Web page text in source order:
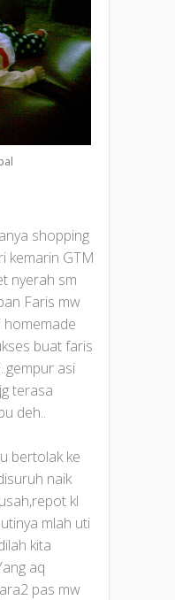
shopping
kemarin GTM
nyerah sm
Faris mw
homemade
buat faris
asi
terasa
deh..
bertolak ke
naik
kl
mlah uti
kita
aq
pas mw